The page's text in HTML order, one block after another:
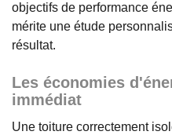
objectifs de performance
mérite une étude
résultat.
Les économies
immédiat
Une toiture correctement